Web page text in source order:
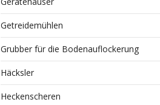
Getreidemühlen
Grubber für die Bodenauflockerung
Häcksler
Heckenscheren